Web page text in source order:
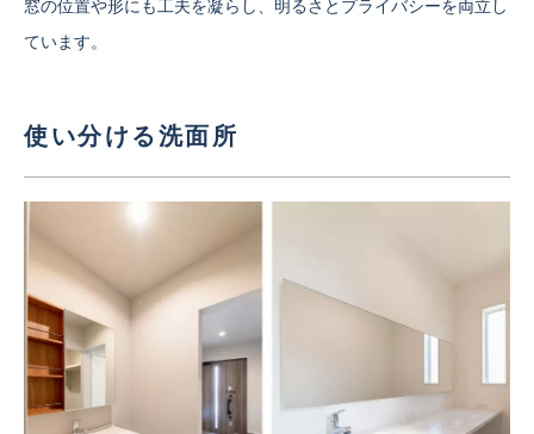
窓の位置や形にも工夫を凝らし、明るさとプライバシーを両立し
ています。
使い分ける洗面所